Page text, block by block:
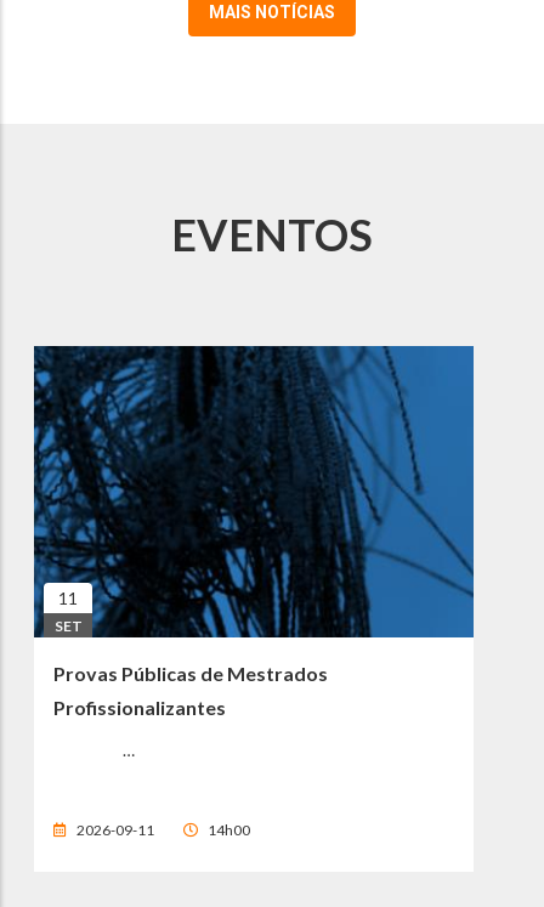
MAIS NOTÍCIAS
EVENTOS
11
SET
Provas Públicas de Mestrados
Profissionalizantes
…
2026-09-11 14h00